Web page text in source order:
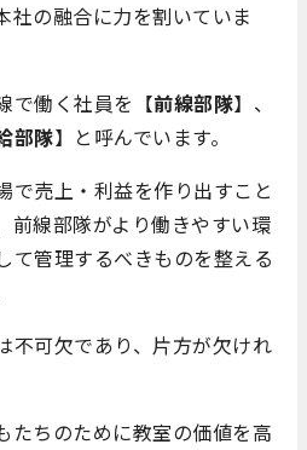
社の融合に力を割いていま
で働く社員を【前線部隊】、
部隊】と呼んでいます。
で売上・利益を作り出すこと
前線部隊がより働きやすい環
て管理するべきものを整える
不可欠であり、片方が欠けれ
たちのために教室の価値を高